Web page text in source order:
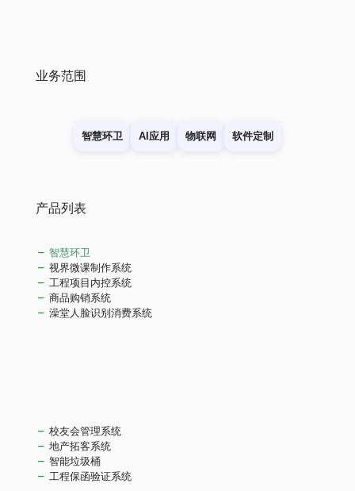
业务范围
智慧环卫 AI应用 物联网 软件定制
产品列表
智慧环卫
视界微课制作系统
工程项目内控系统
商品购销系统
澡堂人脸识别消费系统
校友会管理系统
地产拓客系统
智能垃圾桶
工程保函验证系统